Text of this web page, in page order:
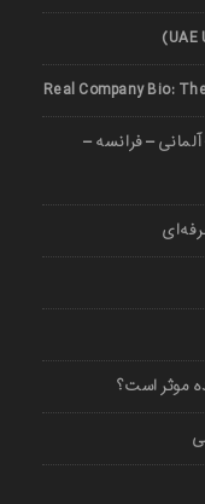
Real Company Bio:
(انگلیسی – آلمانی – فرانسه –
موثر است؟